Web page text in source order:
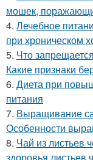
мошек,
4. Лечебное
при хроническом
5. Что
Какие признаки
6. Диета при
питания
7. Выращивание
Особенности
8. Чай из листьев
здоровья